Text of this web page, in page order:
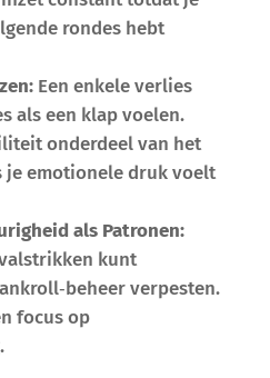
rondes hebt
Een enkele verlies
als een klap voelen.
onderdeel van het
je emotionele druk voelt
als Patronen:
kunt
verpesten.
focus op